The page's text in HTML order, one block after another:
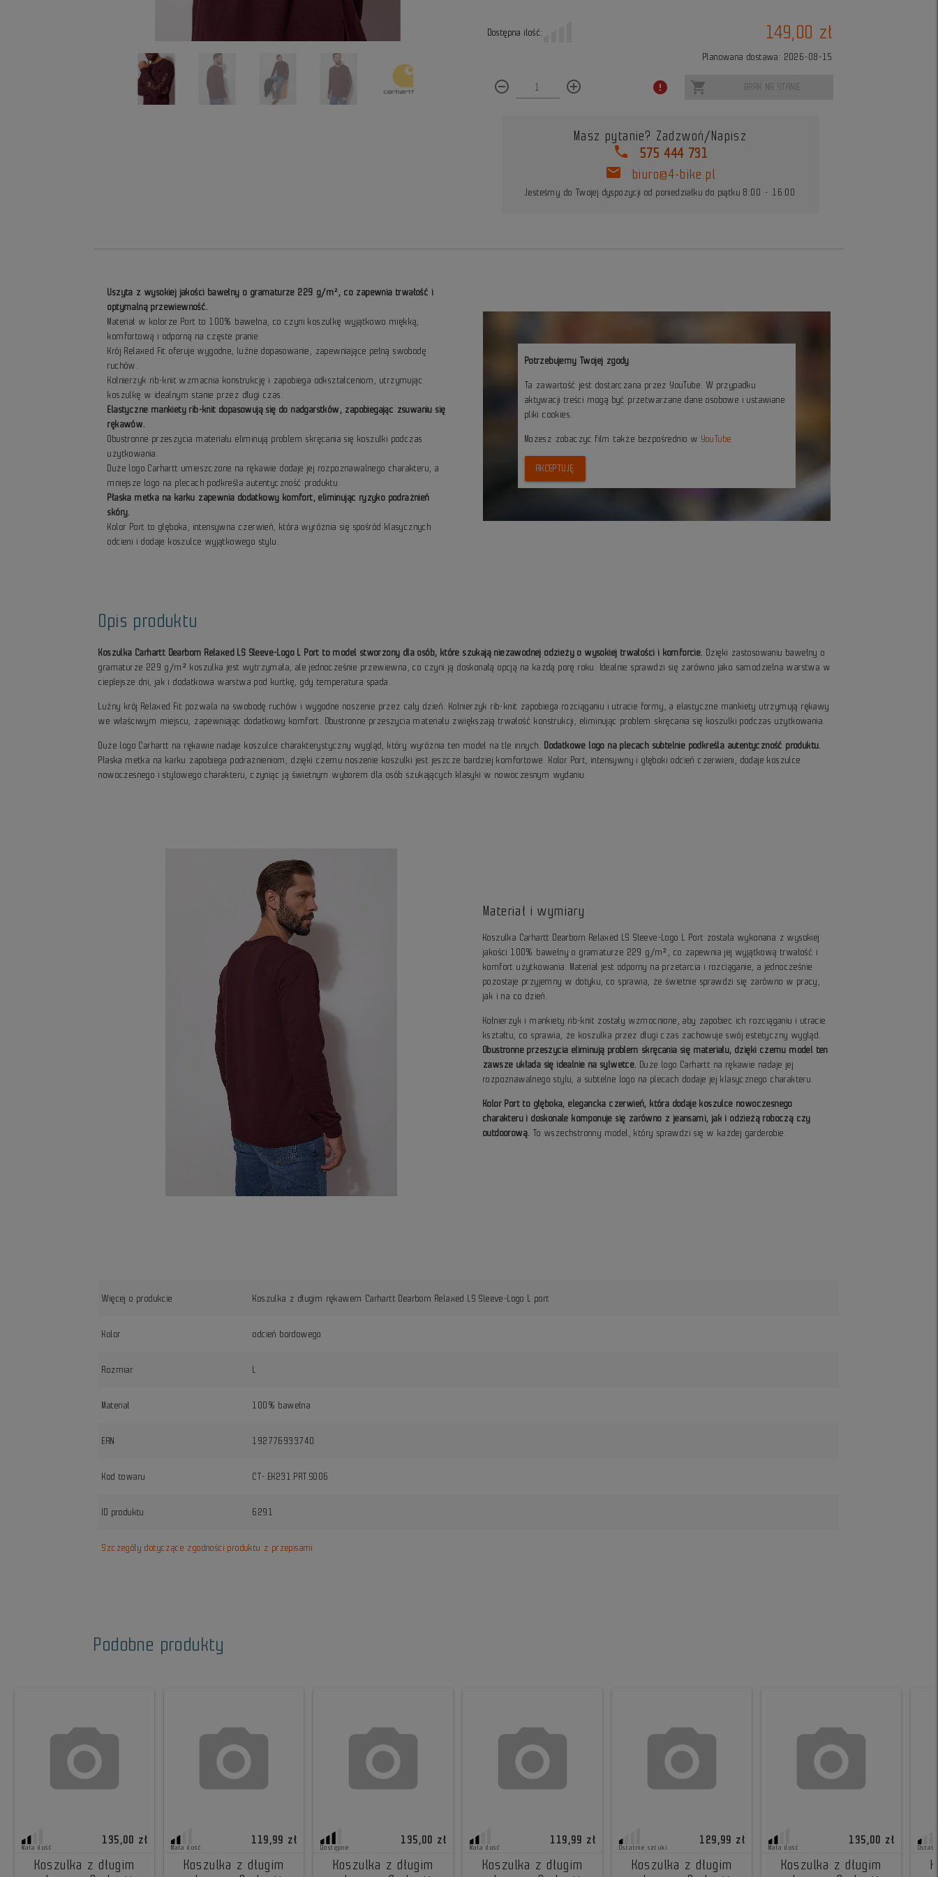
Dostępna ilość: 149,00 zł
Planowana dostawa: 2026-08-15
remove_circle_outline add_circle_outline error shopping_cart BRAK NA STANIE
Masz pytanie? Zadzwoń/Napisz
phone 575 444 731
mail biuro@4-bike.pl
Jesteśmy do Twojej dyspozycji od poniedziałku do piątku 8:00 - 16:00
Uszyta z wysokiej jakości bawełny o gramaturze 229 g/m², co zapewnia trwałość i
optymalną przewiewność.
Materiał w kolorze Port to 100% bawełna, co czyni koszulkę wyjątkowo miękką,
komfortową i odporną na częste pranie.
Krój Relaxed Fit oferuje wygodne, luźne dopasowanie, zapewniające pełną swobodę
ruchów.
Kołnierzyk rib-knit wzmacnia konstrukcję i zapobiega odkształceniom, utrzymując
koszulkę w idealnym stanie przez długi czas.
Elastyczne mankiety rib-knit dopasowują się do nadgarstków, zapobiegając zsuwaniu się
rękawów.
Obustronne przeszycia materiału eliminują problem skręcania się koszulki podczas
użytkowania.
Duże logo Carhartt umieszczone na rękawie dodaje jej rozpoznawalnego charakteru, a
mniejsze logo na plecach podkreśla autentyczność produktu.
Płaska metka na karku zapewnia dodatkowy komfort, eliminując ryzyko podrażnień
skóry.
Kolor Port to głęboka, intensywna czerwień, która wyróżnia się spośród klasycznych
odcieni i dodaje koszulce wyjątkowego stylu.
Potrzebujemy Twojej zgody
Ta zawartość jest dostarczana przez YouTube. W przypadku
aktywacji treści mogą być przetwarzane dane osobowe i ustawiane
pliki cookies.
Możesz zobaczyc film także bezpośrednio w YouTube
AKCEPTUJĘ
Opis produktu
Koszulka Carhartt Dearborn Relaxed LS Sleeve-Logo L Port to model stworzony dla osób, które szukają niezawodnej odzieży o wysokiej trwałości i komforcie. Dzięki zastosowaniu bawełny o
gramaturze 229 g/m² koszulka jest wytrzymała, ale jednocześnie przewiewna, co czyni ją doskonałą opcją na każdą porę roku. Idealnie sprawdzi się zarówno jako samodzielna warstwa w
cieplejsze dni, jak i dodatkowa warstwa pod kurtkę, gdy temperatura spada.
Luźny krój Relaxed Fit pozwala na swobodę ruchów i wygodne noszenie przez cały dzień. Kołnierzyk rib-knit zapobiega rozciąganiu i utracie formy, a elastyczne mankiety utrzymują rękawy
we właściwym miejscu, zapewniając dodatkowy komfort. Obustronne przeszycia materiału zwiększają trwałość konstrukcji, eliminując problem skręcania się koszulki podczas użytkowania.
Duże logo Carhartt na rękawie nadaje koszulce charakterystyczny wygląd, który wyróżnia ten model na tle innych. Dodatkowe logo na plecach subtelnie podkreśla autentyczność produktu.
Płaska metka na karku zapobiega podrażnieniom, dzięki czemu noszenie koszulki jest jeszcze bardziej komfortowe. Kolor Port, intensywny i głęboki odcień czerwieni, dodaje koszulce
nowoczesnego i stylowego charakteru, czyniąc ją świetnym wyborem dla osób szukających klasyki w nowoczesnym wydaniu.
Materiał i wymiary
Koszulka Carhartt Dearborn Relaxed LS Sleeve-Logo L Port została wykonana z wysokiej
jakości 100% bawełny o gramaturze 229 g/m², co zapewnia jej wyjątkową trwałość i
komfort użytkowania. Materiał jest odporny na przetarcia i rozciąganie, a jednocześnie
pozostaje przyjemny w dotyku, co sprawia, że świetnie sprawdzi się zarówno w pracy,
jak i na co dzień.
Kołnierzyk i mankiety rib-knit zostały wzmocnione, aby zapobiec ich rozciąganiu i utracie
kształtu, co sprawia, że koszulka przez długi czas zachowuje swój estetyczny wygląd.
Obustronne przeszycia eliminują problem skręcania się materiału, dzięki czemu model ten
zawsze układa się idealnie na sylwetce. Duże logo Carhartt na rękawie nadaje jej
rozpoznawalnego stylu, a subtelne logo na plecach dodaje jej klasycznego charakteru.
Kolor Port to głęboka, elegancka czerwień, która dodaje koszulce nowoczesnego
charakteru i doskonale komponuje się zarówno z jeansami, jak i odzieżą roboczą czy
outdoorową. To wszechstronny model, który sprawdzi się w każdej garderobie.
Więcej o produkcie Koszulka z długim rękawem Carhartt Dearborn Relaxed LS Sleeve-Logo L port
Kolor odcień bordowego
Rozmiar L
Materiał 100% bawełna
EAN 192776933740
Kod towaru CT-.EK231.PRT.S006
ID produktu 6291
Szczegóły dotyczące zgodności produktu z przepisami
Podobne produkty
Mała ilość
135,00 zł
Koszulka z długim
Mała ilość
119,99 zł
Koszulka z długim
Dostępne
135,00 zł
Koszulka z długim
Mała ilość
119,99 zł
Koszulka z długim
Ostatnie sztuki
129,99 zł
Koszulka z długim
Mała ilość
135,00 zł
Koszulka z długim